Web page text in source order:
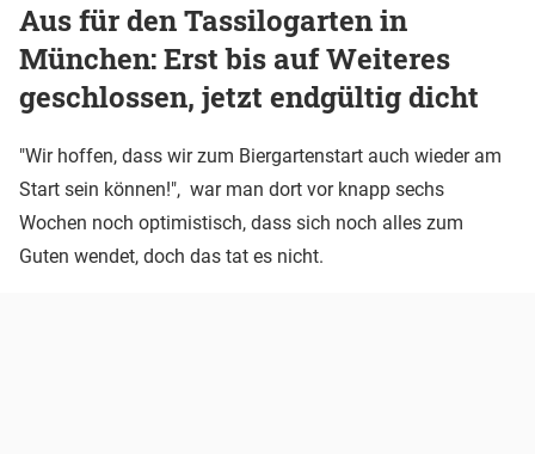
Aus für den Tassilogarten in
München: Erst bis auf Weiteres
geschlossen, jetzt endgültig dicht
"Wir hoffen, dass wir zum Biergartenstart auch wieder am
Start sein können!", war man dort vor knapp sechs
Wochen noch optimistisch, dass sich noch alles zum
Guten wendet, doch das tat es nicht.